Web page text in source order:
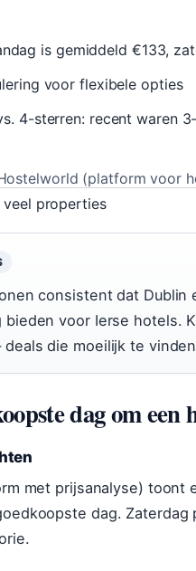
is gemiddeld €133,
voor flexibele opties
4-sterren: recent waren
(platform voor
properties
consistent dat Dublin
voor Ierse hotels.
die moeilijk te
dag om een
met prijsanalyse) toont
dag.